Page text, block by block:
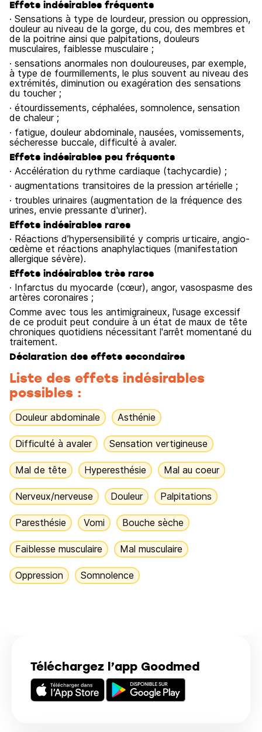
Téléchargez l’app Goodmed
Effets indésirables fréquents
· Sensations à type de lourdeur, pression ou oppression,
douleur au niveau de la gorge, du cou, des membres et
de la poitrine ainsi que palpitations, douleurs
musculaires, faiblesse musculaire ;
· sensations anormales non douloureuses, par exemple,
à type de fourmillements, le plus souvent au niveau des
extrémités, diminution ou exagération des sensations
du toucher ;
· étourdissements, céphalées, somnolence, sensation
de chaleur ;
· fatigue, douleur abdominale, nausées, vomissements,
sécheresse buccale, difficulté à avaler.
Effets indésirables peu fréquents
· Accélération du rythme cardiaque (tachycardie) ;
· augmentations transitoires de la pression artérielle ;
· troubles urinaires (augmentation de la fréquence des
urines, envie pressante d'uriner).
Effets indésirables rares
· Réactions d’hypersensibilité y compris urticaire, angio-
œdème et réactions anaphylactiques (manifestation
allergique sévère).
Effets indésirables très rares
· Infarctus du myocarde (cœur), angor, vasospasme des
artères coronaires ;
Comme avec tous les antimigraineux, l'usage excessif
de ce produit peut conduire à un état de maux de tête
chroniques quotidiens nécessitant l'arrêt momentané du
traitement.
Déclaration des effets secondaires
Liste des effets indésirables
possibles :
Douleur abdominale Asthénie
Difficulté à avaler Sensation vertigineuse
Mal de tête Hyperesthésie Mal au coeur
Nerveux/nerveuse Douleur Palpitations
Paresthésie Vomi Bouche sèche
Faiblesse musculaire Mal musculaire
Oppression Somnolence